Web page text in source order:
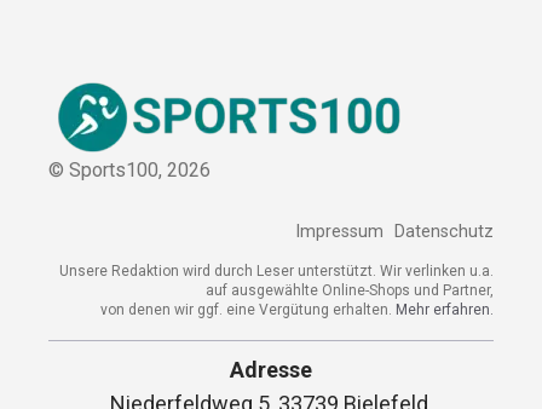
© Sports100, 2026
Impressum Datenschutz
Unsere Redaktion wird durch Leser unterstützt. Wir verlinken u.a.
auf ausgewählte Online-Shops und Partner,
von denen wir ggf. eine Vergütung erhalten. Mehr erfahren.
Adresse
Niederfeldweg 5, 33739 Bielefeld,